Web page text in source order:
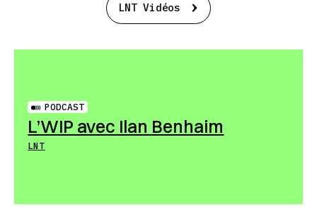
LNT Vidéos
PODCAST
L’WIP avec Ilan Benhaim
LNT